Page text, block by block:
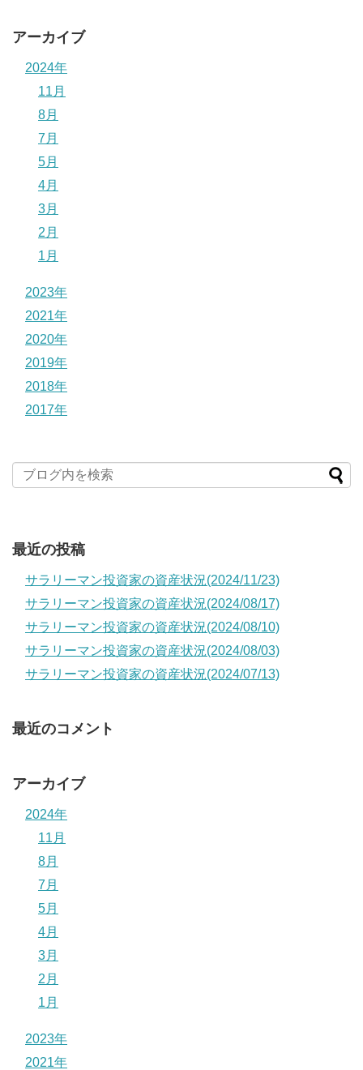
アーカイブ
2024年
11月
8月
7月
5月
4月
3月
2月
1月
2023年
2021年
2020年
2019年
2018年
2017年
最近の投稿
サラリーマン投資家の資産状況(2024/11/23)
サラリーマン投資家の資産状況(2024/08/17)
サラリーマン投資家の資産状況(2024/08/10)
サラリーマン投資家の資産状況(2024/08/03)
サラリーマン投資家の資産状況(2024/07/13)
最近のコメント
アーカイブ
2024年
11月
8月
7月
5月
4月
3月
2月
1月
2023年
2021年